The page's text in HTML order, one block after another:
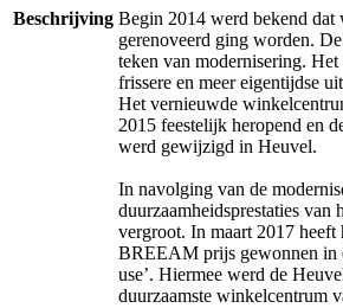
Beschrijving Begin 2014 werd bekend
gerenoveerd ging worden.
teken van modernisering. Het
frissere en meer eigentijdse
Het vernieuwde
2015 feestelijk heropend en
werd gewijzigd in Heuvel.
In navolging van de
duurzaamheidsprestaties van
vergroot. In maart 2017
BREEAM prijs gewonnen in
use’. Hiermee werd de
duurzaamste winkelcentrum